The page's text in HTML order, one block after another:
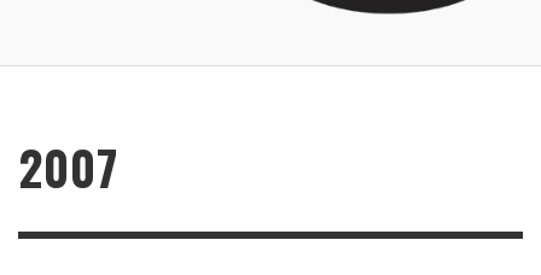
2007